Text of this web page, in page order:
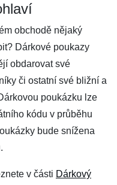
obchodě nějaký
Dárkové poukazy
obdarovat své
či ostatní své bližní a
poukázku lze
kódu v průběhu
bude snížena
v části Dárkový